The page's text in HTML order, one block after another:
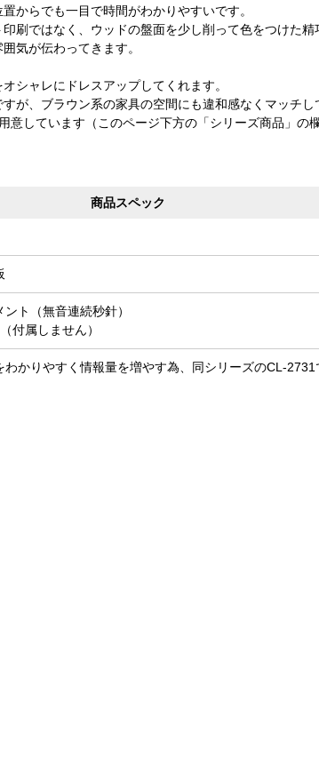
からでも一目で時間がわかりやすいです。
刷ではなく、ウッドの盤面を少し削って色をつけた精
気が伝わってきます。
シャレにドレスアップしてくれます。
が、ブラウン系の家具の空間にも違和感なくマッチし
意しています（このページ下方の「シリーズ商品」の
商品スペック
ト（無音連続秒針）
付属しません）
かりやすく情報量を増やす為、同シリーズのCL-2731